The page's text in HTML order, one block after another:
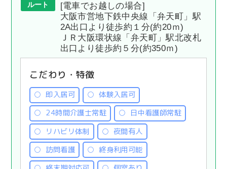
ルート
[電車でお越しの場合]
大阪市営地下鉄中央線「弁天町」駅
2A出口より徒歩約１分(約20ｍ)
ＪＲ大阪環状線「弁天町」駅北改札
出口より徒歩約５分(約350ｍ)
こだわり・特徴
即入居可
体験入居可
24時間介護士常駐
日中看護師常駐
リハビリ体制
夜間有人
訪問看護
終身利用可能